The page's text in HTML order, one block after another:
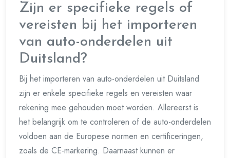
Zijn er specifieke regels of
vereisten bij het importeren
van auto-onderdelen uit
Duitsland?
Bij het importeren van auto-onderdelen uit Duitsland
zijn er enkele specifieke regels en vereisten waar
rekening mee gehouden moet worden. Allereerst is
het belangrijk om te controleren of de auto-onderdelen
voldoen aan de Europese normen en certificeringen,
zoals de CE-markering. Daarnaast kunnen er